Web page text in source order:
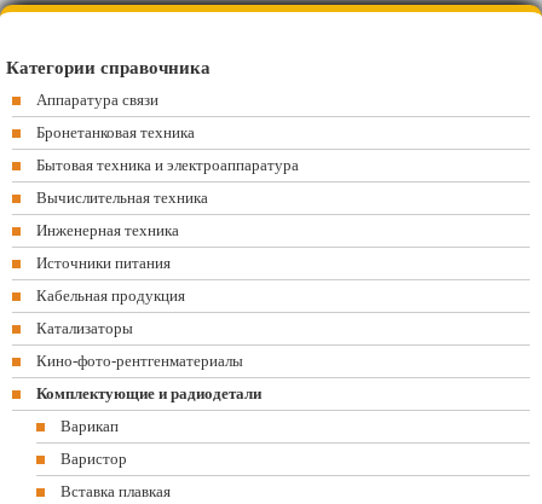
Категории справочника
Аппаратура связи
Бронетанковая техника
Бытовая техника и электроаппаратура
Вычислительная техника
Инженерная техника
Источники питания
Кабельная продукция
Катализаторы
Кино-фото-рентгенматериалы
Комплектующие и радиодетали
Варикап
Варистор
Вставка плавкая